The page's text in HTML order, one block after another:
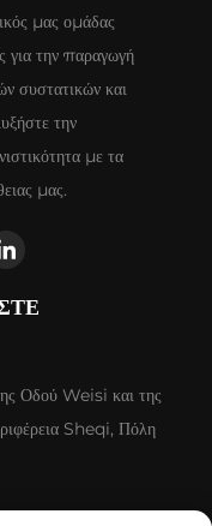
μας ομάδας
για την παραγωγή
συστατικών και
την
με τα
μας.
Οδού Weisi και της
Sheqi, Πόλη